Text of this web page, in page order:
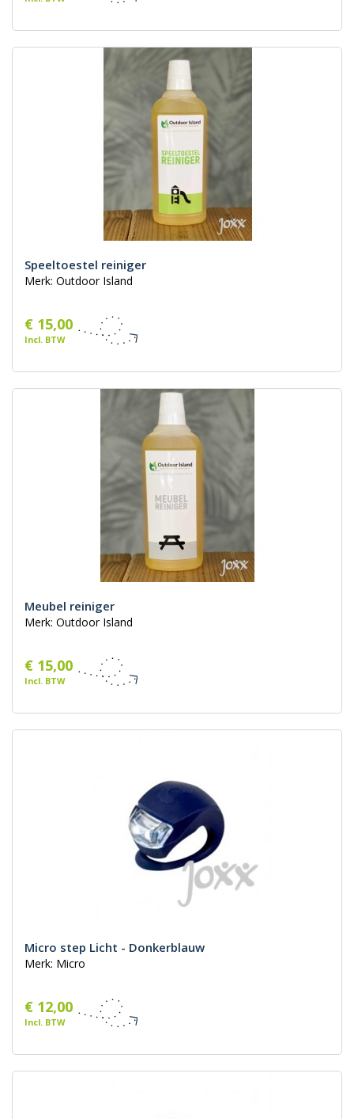
Speeltoestel reiniger
Merk: Outdoor Island
€ 15,00
Incl. BTW
Meubel reiniger
Merk: Outdoor Island
€ 15,00
Incl. BTW
Micro step Licht - Donkerblauw
Merk: Micro
€ 12,00
Incl. BTW